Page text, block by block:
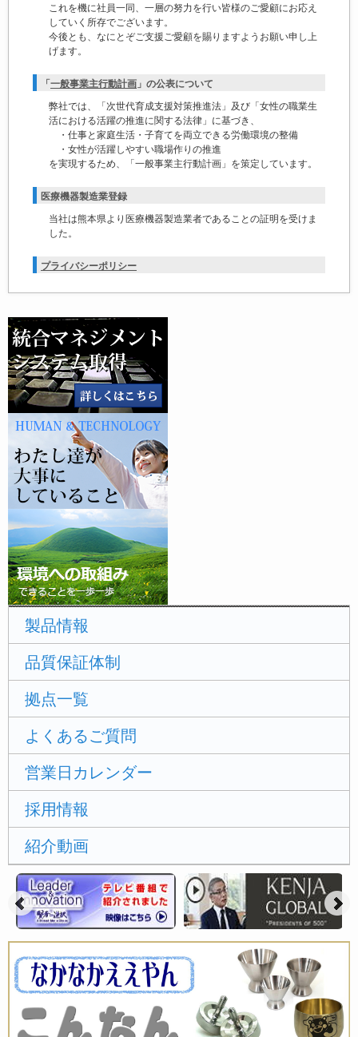
これを機に社員一同、一層の努力を行い皆様のご愛顧にお応え
していく所存でございます。
今後とも、なにとぞご支援ご愛顧を賜りますようお願い申し上
げます。
「 一般事業主行動計画 」の公表について
弊社では、「次世代育成支援対策推進法」及び「女性の職業生
活における活躍の推進に関する法律」に基づき、
・仕事と家庭生活・子育てを両立できる労働環境の整備
・女性が活躍しやすい職場作りの推進
を実現するため、「一般事業主行動計画」を策定しています。
医療機器製造業登録
当社は熊本県より医療機器製造業者であることの証明を受けま
した。
プライバシーポリシー
製品情報
品質保証体制
拠点一覧
よくあるご質問
営業日カレンダー
採用情報
紹介動画